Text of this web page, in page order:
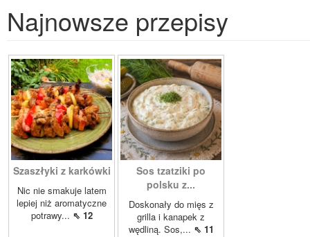
Najnowsze przepisy
Szaszłyki z karkówki
Nic nie smakuje latem
lepiej niż aromatyczne
potrawy... ⇖ 12
Sos tzatziki po
polsku z...
Doskonały do mięs z
grilla i kanapek z
wędliną. Sos,... ⇖ 11